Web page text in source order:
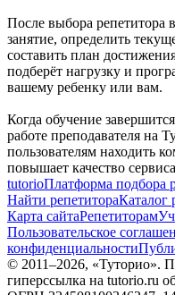
После выбора репетитора
занятие, определить
составить план
подберёт нагрузку и
вашему ребенку или вам.
Когда обучение
работе преподавателя на
пользователям находить
повышает качество
tutorioПлатформа подбора
Найти репетитораКаталог
Карта сайтаРепетиторам
Пользовательское
конфиденциальности
© 2011–2026, «Туторио».
гиперссылка на tutorio.ru